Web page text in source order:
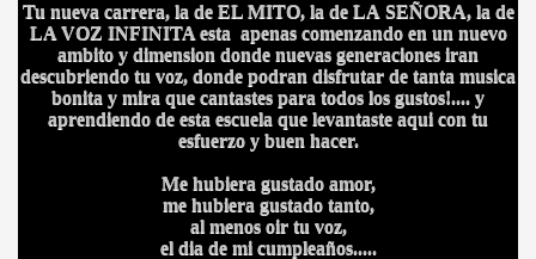
Tu nueva carrera, la de EL MITO, la de LA SEÑORA, la de
LA VOZ INFINITA esta apenas comenzando en un nuevo
ambito y dimension donde nuevas generaciones iran
descubriendo tu voz, donde podran disfrutar de tanta musica
bonita y mira que cantastes para todos los gustos!.... y
aprendiendo de esta escuela que levantaste aqui con tu
esfuerzo y buen hacer.
Me hubiera gustado amor,
me hubiera gustado tanto,
al menos oir tu voz,
el dia de mi cumpleaños.....